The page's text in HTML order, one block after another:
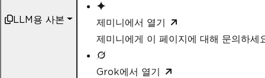
LLM용 사본
제미니에서 열기
제미니에게 이 페이지에 대해 문의하세
Grok에서 열기